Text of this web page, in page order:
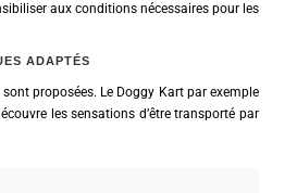
aux conditions nécessaires pour les
ADAPTÉS
sont proposées. Le Doggy Kart par exemple
les sensations d’être transporté par